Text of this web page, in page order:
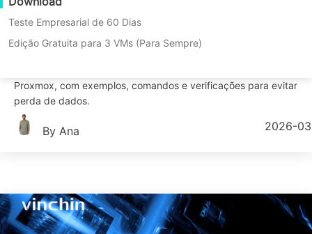
Teste Empresarial de 60 Dias
Edição Gratuita para 3 VMs (Para Sempre)
Máquinas Virtuais Proxmox: Métodos GUI e CLI
As máquinas virtuais podem ficar sem espaço à medida que os
Proxmox, com exemplos, comandos e verificações para evitar
perda de dados.
By Ana 2026-